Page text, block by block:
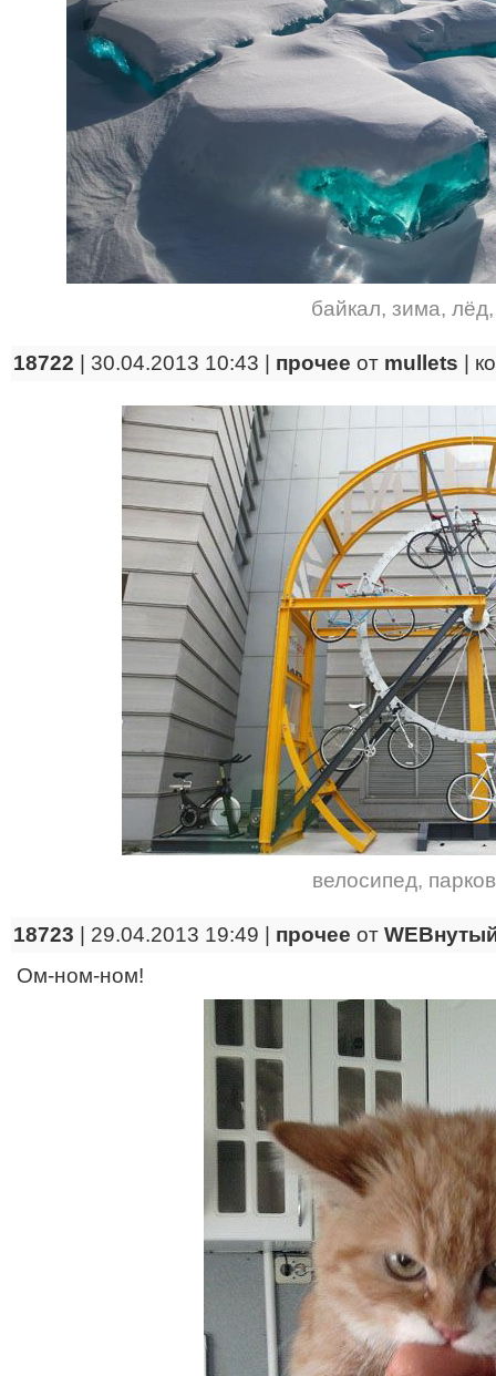
байкал, зима, лёд
18722 | 30.04.2013 10:43 | прочее от mullets
велосипед,
18723 | 29.04.2013 19:49 | прочее от
Ом-ном-ном!